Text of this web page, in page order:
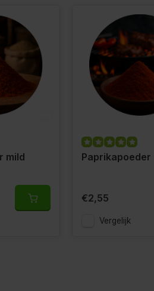
mild Paprikapoeder
€2,55
Vergelijk